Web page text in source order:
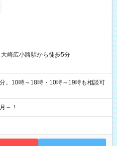
大崎広小路駅から徒歩5分
10時～18時・10時～19時も相談可
～！